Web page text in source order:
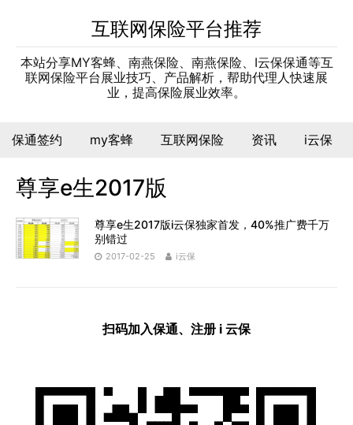
互联网保险平台推荐
本站分享MY客蜂、南燕保险、南燕保险、I云保保通等互
联网保险平台展业技巧、产品解析，帮助代理人快速展
业，提高保险展业效率。
保通签约 my客蜂 互联网保险 资讯 i云保
尊享e生2017版
尊享e生2017版i云保独家首发，40%推广费千万
别错过
2017-02-25 i云保
扫码加入保通、注册 i 云保